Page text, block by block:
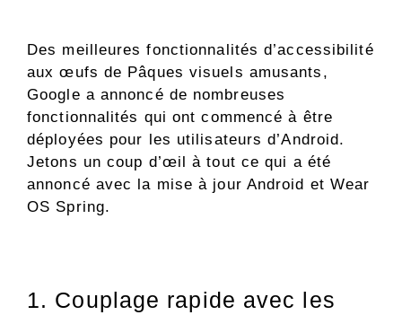
Des meilleures fonctionnalités d’accessibilité
aux œufs de Pâques visuels amusants,
Google a annoncé de nombreuses
fonctionnalités qui ont commencé à être
déployées pour les utilisateurs d’Android.
Jetons un coup d’œil à tout ce qui a été
annoncé avec la mise à jour Android et Wear
OS Spring.
1. Couplage rapide avec les